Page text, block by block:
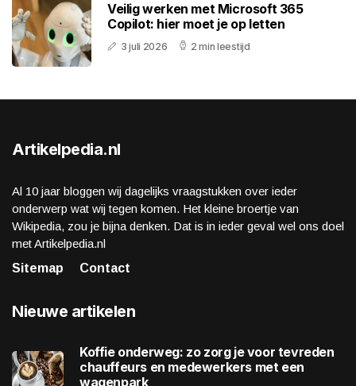
Veilig werken met Microsoft 365
Copilot: hier moet je op letten
3 juli 2026 2 min leestijd
Artikelpedia.nl
Al 10 jaar bloggen wij dagelijks vraagstukken over ieder
onderwerp wat wij tegen komen. Het kleine broertje van
Wikipedia, zou je bijna denken. Dat is in ieder geval wel ons doel
met Artikelpedia.nl
Sitemap
Contact
Nieuwe artikelen
Koffie onderweg: zo zorg je voor tevreden
chauffeurs en medewerkers met een
wagenpark